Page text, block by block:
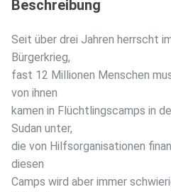
Beschreibung
Seit über drei Jahren herrscht
Bürgerkrieg,
fast 12 Millionen Menschen
von ihnen
kamen in Flüchtlingscamps in
Sudan unter,
die von Hilfsorganisationen
diesen
Camps wird aber immer